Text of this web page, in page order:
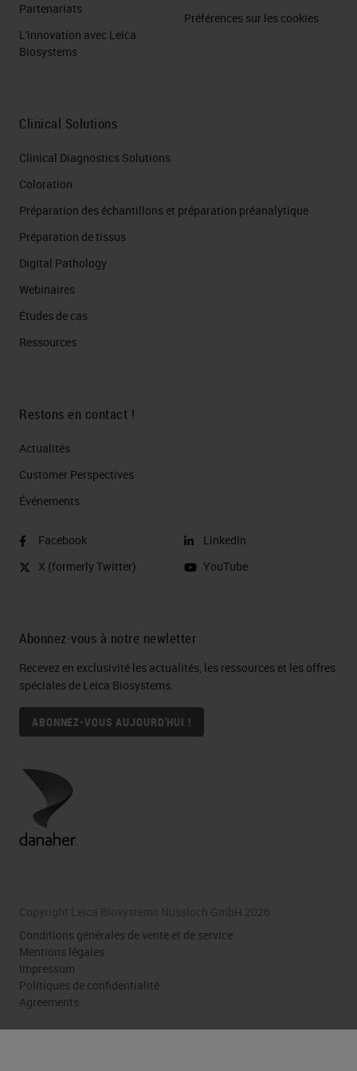
Partenariats
L'innovation avec Leica
Biosystems
Préférences sur les cookies
Clinical Solutions
Clinical Diagnostics Solutions
Coloration
Préparation des échantillons et préparation préanalytique
Préparation de tissus
Digital Pathology
Webinaires
Études de cas
Ressources
Restons en contact !
Actualités
Customer Perspectives​
Événements
Facebook
X (formerly Twitter)
LinkedIn
YouTube
Abonnez-vous à notre newletter
Recevez en exclusivité les actualités, les ressources et les offres
spéciales de Leica Biosystems.
ABONNEZ-VOUS AUJOURD'HUI !
Copyright Leica Biosystems Nussloch GmbH 2026
Conditions générales de vente et de service
Mentions légales
Impressum
Politiques de confidentialité
Agreements